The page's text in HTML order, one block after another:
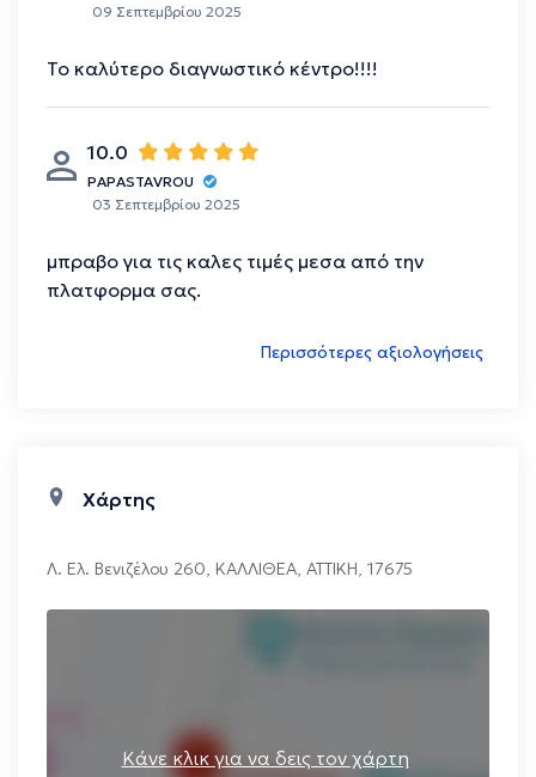
09 Σεπτεμβρίου 2025
Το καλύτερο διαγνωστικό κέντρο!!!!
10.0
PAPASTAVROU
03 Σεπτεμβρίου 2025
μπραβο για τις καλες τιμές μεσα από την
πλατφορμα σας.
Περισσότερες αξιολογήσεις
Χάρτης
Λ. Ελ. Βενιζέλου 260, ΚΑΛΛΙΘΕΑ, ΑΤΤΙΚΗ, 17675
Κάνε κλικ για να δεις τον χάρτη